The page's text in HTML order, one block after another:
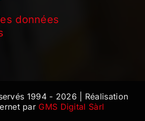
données
1994 - 2026 | Réalisation
par GMS Digital Sàrl